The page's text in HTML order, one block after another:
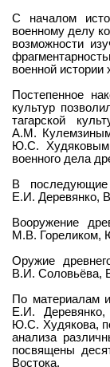
С началом
военному делу
возможности
военной истории
Постепенное
культур
тагарской
А.М.
Ю.С.
военного дела
В последующие
Е.И. Деревянко,
Вооружение
М.В. Гореликом,
Оружие
В.И. Соловьёва,
По материалам
Е.И.
Ю.С. Худякова,
анализа
посвящены
Востока.